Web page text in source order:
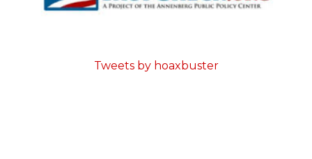
Tweets by hoaxbuster